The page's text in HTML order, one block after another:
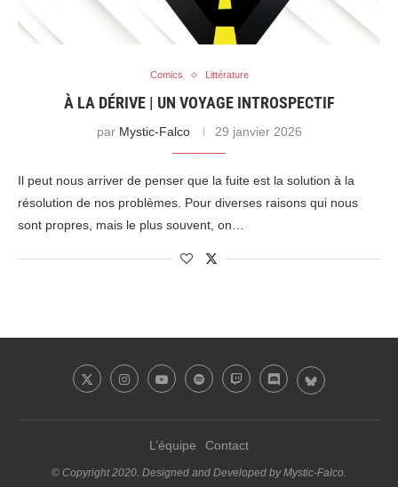
Comics Littérature
À LA DÉRIVE | UN VOYAGE INTROSPECTIF
par Mystic-Falco 29 janvier 2026
Il peut nous arriver de penser que la fuite est la solution à la
résolution de nos problèmes. Pour diverses raisons qui nous
sont propres, mais le plus souvent, on…
L’équipe Contact
© Copyright 2020. Designed and Developed by Mystic-Falco.